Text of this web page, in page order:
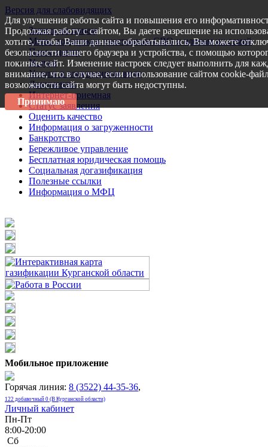
Версия для слабовидящих
Запись на прием
Меры поддержки участникам СВО и членам их семей
Пресс-центр
Услуги
Услуги в электронном виде
Документы
Интернет-приемная
Статус заявления
Оценить качество
Информация о загруженности
Банкротство
Бережливое управление
Бесплатная юридическая помощь
Социальная догазификация
Полезные ссылки
Информация о МФЦ
Мобильное приложение
Горячая линия: 8 (3522) 44-35-36,
122 добавочный 0 (В Курганской области)
Личный кабинет
Пн-Пт
8:00-20:00
Сб
Для улучшения работы сайта и повышения его
Продолжая работу с сайтом, Вы даете разрешение на
хотите, чтобы Ваши данные обрабатывались, Вы можете
безопасности вашего браузера и устройства, с помощью
покиньте сайт. Изменение настроек следует выполнить для
внимание, что в случае, если использование сайтом cookie-
возможности сайта могут быть недоступны.
Принимаю